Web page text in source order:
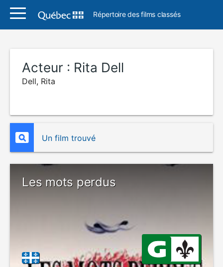
Répertoire des films classés
Acteur : Rita Dell
Dell, Rita
Un film trouvé
Les mots perdus